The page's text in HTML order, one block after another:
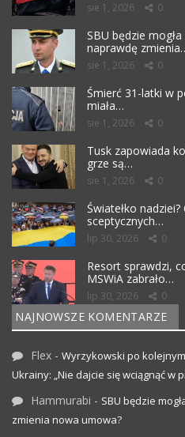
sie 1, 2026 0
SBU będzie
naprawdę
sie 1, 2026 0
Śmierć 31-latki w
miała…
sie 1, 2026 0
Tusk zapowiada
grze są…
sie 1, 2026 0
Światełko
sceptycznych…
lip 30, 2026 0
Resort sprawdzi,
MSWiA zabrało…
lip 30, 2026 0
NAJNOWSZE KOMENTARZE
Flex - Wyrzykowski po
Ukrainy: „Nie dajcie się wciągnąć w
Hammurabi - SBU będzie
zmienia nowa umowa?